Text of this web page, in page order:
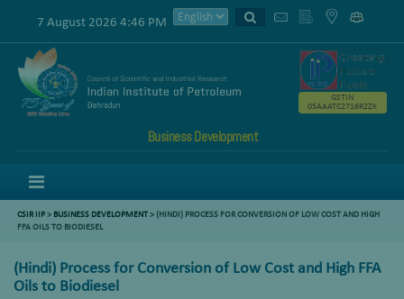
7 August 2026 4:46 PM
Business Development
GSTIN
05AAATC2716R2ZK
CSIR IIP> BUSINESS DEVELOPMENT> (HINDI) PROCESS FOR CONVERSION OF LOW COST AND HIGH
FFA OILS TO BIODIESEL
(Hindi) Process for Conversion of Low Cost and High FFA
Oils to Biodiesel